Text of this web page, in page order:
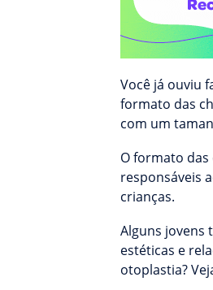
Você já ouviu
formato das
com um
O formato
responsáveis
crianças.
Alguns jovens
estéticas e
otoplastia?